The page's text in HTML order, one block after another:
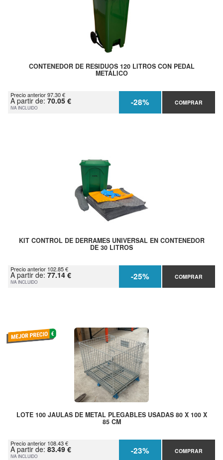
CONTENEDOR DE RESIDUOS 120 LITROS CON PEDAL
METÁLICO
Precio anterior 97.30 €
A partir de: 70.05 €
IVA INCLUIDO -28% COMPRAR
KIT CONTROL DE DERRAMES UNIVERSAL EN CONTENEDOR
DE 30 LITROS
Precio anterior 102.85 €
A partir de: 77.14 €
IVA INCLUIDO -25% COMPRAR
LOTE 100 JAULAS DE METAL PLEGABLES USADAS 80 X 100 X
85 CM
Precio anterior 108.43 €
A partir de: 83.49 €
IVA INCLUIDO -23% COMPRAR